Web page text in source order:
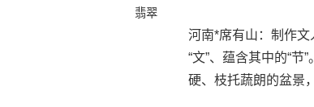
翡翠
河南*席有山：制作
“文”、蕴含其中的“
硬、枝托蔬朗的盆景